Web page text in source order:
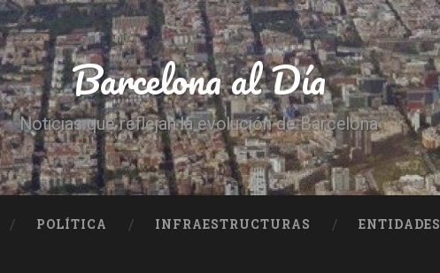
Barcelona al Día
Noticias que reflejan la evolución de Barcelona
POLÍTICA INFRAESTRUCTURAS ENTIDADES